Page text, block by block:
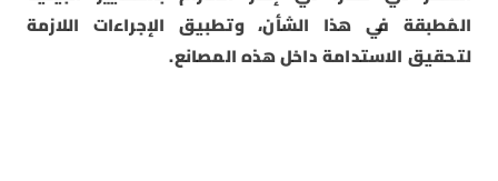
المُطبقة في هذا الشأن، وتطبيق الإجراءات اللازمة
لتحقيق الاستدامة داخل هذه المصانع.